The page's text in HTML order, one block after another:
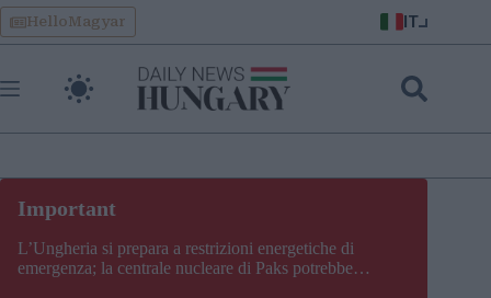
Skip
to
content
HelloMagyar IT
L’Ungheria si prepara a restrizioni energetiche di
emergenza; la centrale nucleare di Paks potrebbe